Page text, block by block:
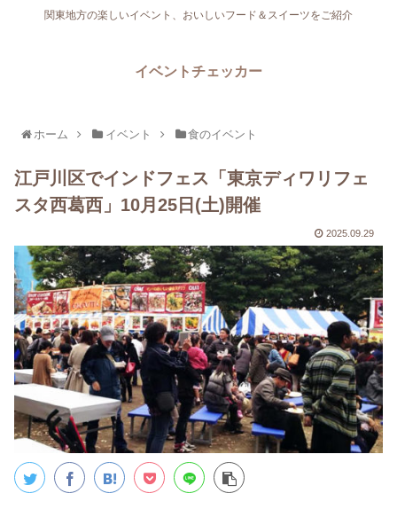
関東地方の楽しいイベント、おいしいフード＆スイーツをご紹介
イベントチェッカー
ホーム イベント 食のイベント
江戸川区でインドフェス「東京ディワリフェ
スタ西葛西」10月25日(土)開催
2025.09.29